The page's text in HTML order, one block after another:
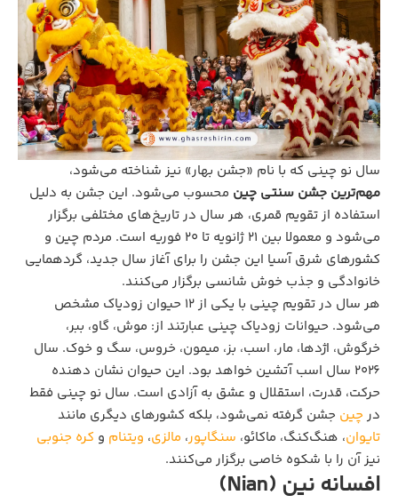
سال نو چینی که با نام «جشن بهار» نیز شناخته می‌شود،
مهم‌ترین جشن سنتی چین محسوب می‌شود. این جشن به دلیل
استفاده از تقویم قمری، هر سال در تاریخ‌های مختلفی برگزار
می‌شود و معمولا بین ۲۱ ژانویه تا ۲۰ فوریه است. مردم چین و
کشورهای شرق آسیا این جشن را برای آغاز سال جدید، گردهمایی
خانوادگی و جذب خوش شانسی برگزار می‌کنند.
هر سال در تقویم چینی با یکی از 12 حیوان زودیاک مشخص
می‌شود. حیوانات زودیاک چینی عبارتند از: موش، گاو، ببر،
خرگوش، اژدها، مار، اسب، بز، میمون، خروس، سگ و خوک. سال
2026 سال اسب آتشین خواهد بود. این حیوان نشان ‌دهنده
حرکت، قدرت، استقلال و عشق به آزادی است. سال نو چینی فقط
در چین جشن گرفته نمی‌شود، بلکه کشورهای دیگری مانند
تایوان، هنگ‌کنگ، ماکائو، سنگاپور، مالزی، ویتنام و کره جنوبی
نیز آن را با شکوه خاصی برگزار می‌کنند.
افسانه نین (Nian)